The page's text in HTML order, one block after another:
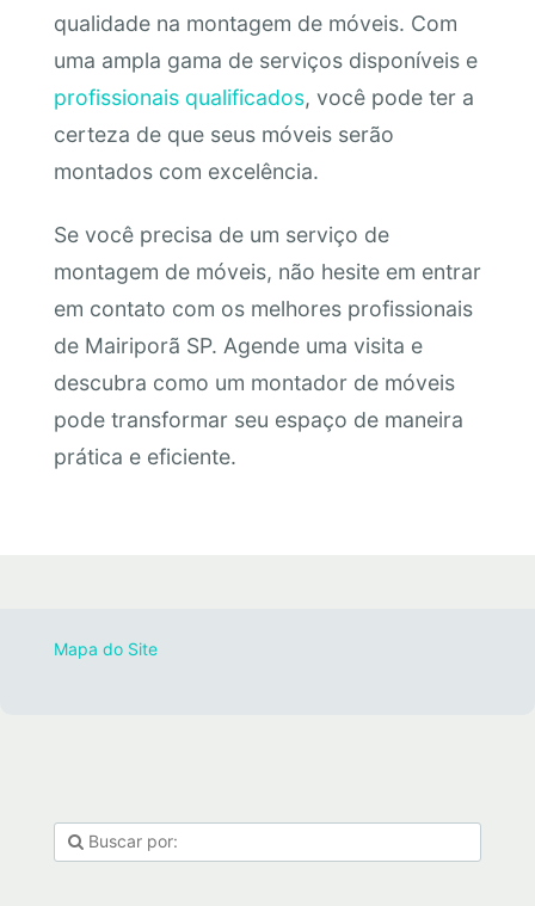
qualidade na montagem de móveis. Com
uma ampla gama de serviços disponíveis e
profissionais qualificados, você pode ter a
certeza de que seus móveis serão
montados com excelência.
Se você precisa de um serviço de
montagem de móveis, não hesite em entrar
em contato com os melhores profissionais
de Mairiporã SP. Agende uma visita e
descubra como um montador de móveis
pode transformar seu espaço de maneira
prática e eficiente.
Mapa do Site